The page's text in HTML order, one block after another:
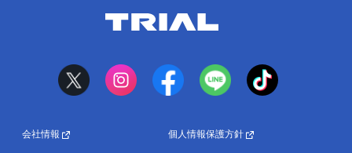
会社情報 個人情報保護方針